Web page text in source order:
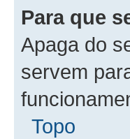
Para que
Apaga do
servem
Topo